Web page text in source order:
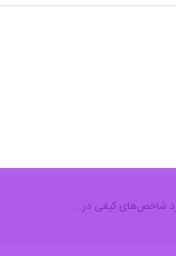
شاخص‌های کیفی در…